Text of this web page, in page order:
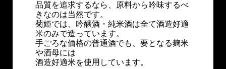
品質を追求するなら、原料から吟味するべ
きなのは当然です。
菊姫では、吟醸酒・純米酒は全て酒造好適
米のみで造っています。
手ごろな価格の普通酒でも、要となる麹米
や酒母には
酒造好適米を使用しています。